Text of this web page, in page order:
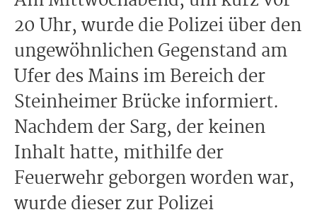
20 Uhr, wurde die Polizei über den
ungewöhnlichen Gegenstand am
Ufer des Mains im Bereich der
Steinheimer Brücke informiert.
Nachdem der Sarg, der keinen
Inhalt hatte, mithilfe der
Feuerwehr geborgen worden war,
wurde dieser zur Polizei